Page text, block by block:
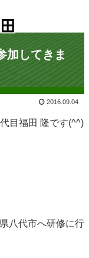
加してきま
2016.09.04
目福田 隆です(^^)
八代市へ研修に行